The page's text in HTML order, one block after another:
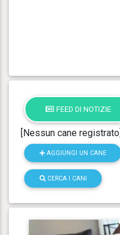
FEED DI NOTIZIE
[Nessun cane registrato]
AGGIUNGI UN CANE
CERCA I CANI